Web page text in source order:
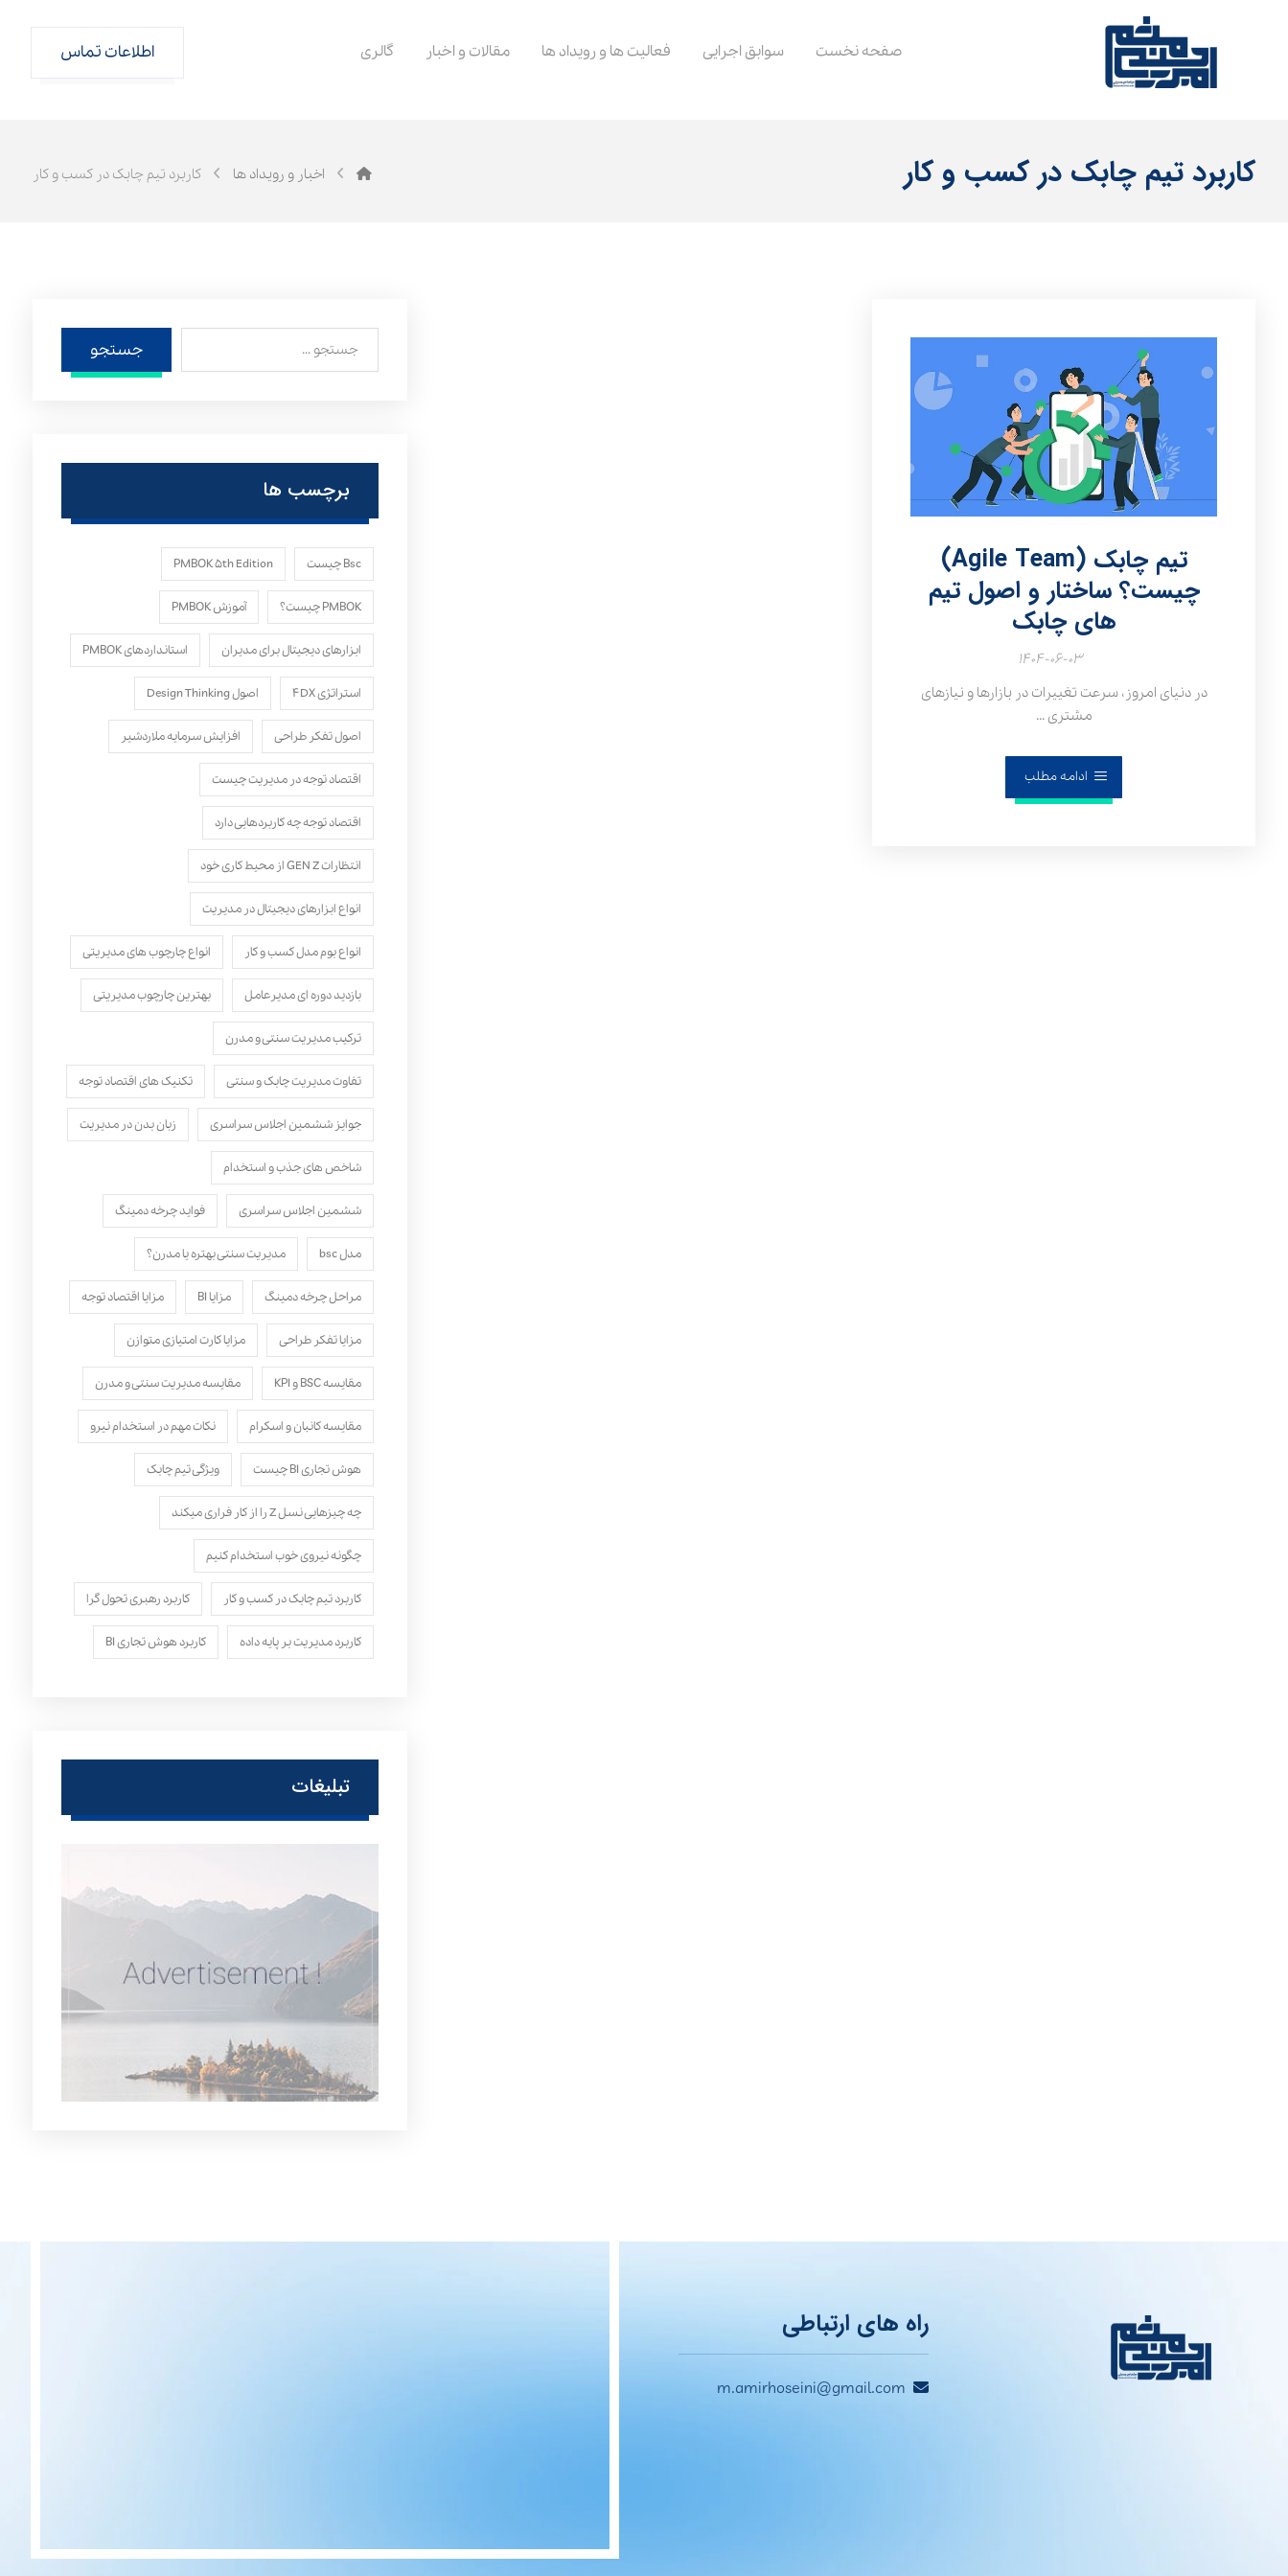
صفحه نخست سوابق اجرایی فعالیت ها و رویداد ها مقالات و اخبار گالری اطلاعات تماس
کاربرد تیم چابک در کسب و کار اخبار و رویداد ها کاربرد تیم چابک در کسب و کار
تیم چابک (Agile Team)
چیست؟ ساختار و اصول تیم
های چابک
۱۴۰۴-۰۶-۰۳
در دنیای امروز، سرعت تغییرات در بازارها و نیازهای
مشتری ...
ادامه مطلب
جستجو
برچسب ها
Bsc چیست PMBOK ۵th Edition
PMBOK چیست؟ آموزش PMBOK
ابزارهای دیجیتال برای مدیران استانداردهای PMBOK
استراتژی ۴DX اصول Design Thinking
اصول تفکر طراحی افزایش سرمایه ملاردشیر
اقتصاد توجه در مدیریت چیست
اقتصاد توجه چه کاربردهایی دارد
انتظارات GEN Z از محیط کاری خود
انواع ابزارهای دیجیتال در مدیریت
انواع بوم مدل کسب‌ و کار انواع چارچوب های مدیریتی
بازدید دوره ای مدیرعامل بهترین چارچوب مدیریتی
ترکیب مدیریت سنتی و مدرن
تفاوت مدیریت چابک و سنتی تکنیک های اقتصاد توجه
جوایز ششمین اجلاس سراسری زبان بدن در مدیریت
شاخص های جذب و استخدام
ششمین اجلاس سراسری فواید چرخه دمینگ
مدل bsc مدیریت سنتی بهتره یا مدرن؟
مراحل چرخه دمینگ مزایا BI مزایا اقتصاد توجه
مزایا تفکر طراحی مزایا کارت امتیازی متوازن
مقایسه BSC و KPI مقایسه مدیریت سنتی و مدرن
مقایسه کانبان و اسکرام نکات مهم در استخدام نیرو
هوش تجاری BI چیست ویژگی تیم چابک
چه چیزهایی نسل Z را از کار فراری میکند
چگونه نیروی خوب استخدام کنیم
کاربرد تیم چابک در کسب و کار کاربرد رهبری تحول‌ گرا
کاربرد مدیریت بر پایه داده کاربرد هوش تجاری BI
تبلیغات
راه های ارتباطی
m.amirhoseini@gmail.com